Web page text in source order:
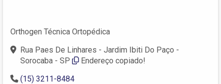
Orthogen Técnica Ortopédica
Rua Paes De Linhares - Jardim Ibiti Do Paço -
Sorocaba - SP
Endereço copiado!
(15) 3211-8484